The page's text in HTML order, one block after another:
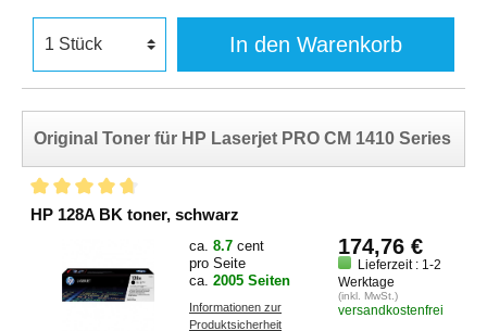
In den Warenkorb
Original Toner für HP Laserjet PRO CM 1410 Series
HP 128A BK toner, schwarz
ca. 8.7 cent
pro Seite
ca. 2005 Seiten
Informationen zur
Produktsicherheit
174,76 €
Lieferzeit : 1-2
Werktage
(inkl. MwSt.)
versandkostenfrei